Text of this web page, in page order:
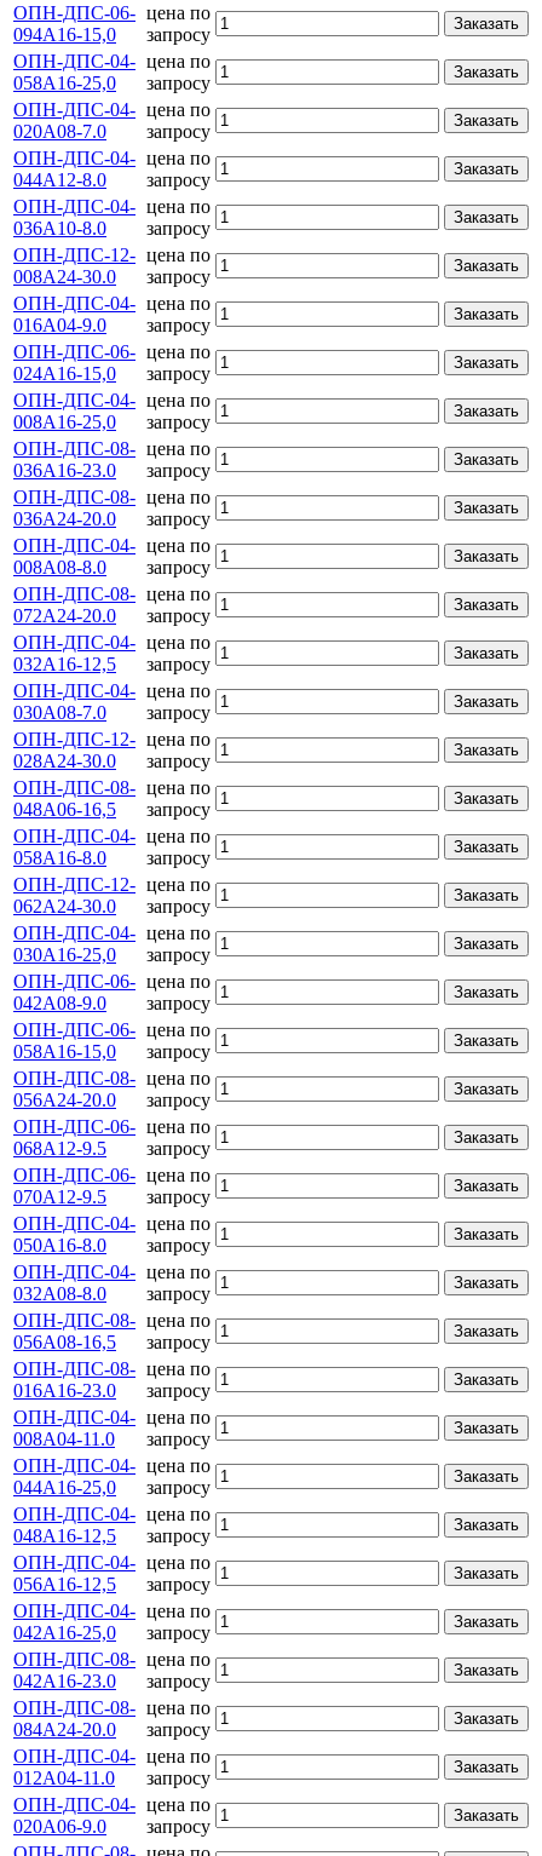
ОПН-ДПС-06-
094А16-15,0
цена по
запросу
Заказать
ОПН-ДПС-04-
058А16-25,0
цена по
запросу
Заказать
ОПН-ДПС-04-
020А08-7.0
цена по
запросу
Заказать
ОПН-ДПС-04-
044А12-8.0
цена по
запросу
Заказать
ОПН-ДПС-04-
036А10-8.0
цена по
запросу
Заказать
ОПН-ДПС-12-
008А24-30.0
цена по
запросу
Заказать
ОПН-ДПС-04-
016А04-9.0
цена по
запросу
Заказать
ОПН-ДПС-06-
024А16-15,0
цена по
запросу
Заказать
ОПН-ДПС-04-
008А16-25,0
цена по
запросу
Заказать
ОПН-ДПС-08-
036А16-23.0
цена по
запросу
Заказать
ОПН-ДПС-08-
036А24-20.0
цена по
запросу
Заказать
ОПН-ДПС-04-
008А08-8.0
цена по
запросу
Заказать
ОПН-ДПС-08-
072А24-20.0
цена по
запросу
Заказать
ОПН-ДПС-04-
032А16-12,5
цена по
запросу
Заказать
ОПН-ДПС-04-
030А08-7.0
цена по
запросу
Заказать
ОПН-ДПС-12-
028А24-30.0
цена по
запросу
Заказать
ОПН-ДПС-08-
048А06-16,5
цена по
запросу
Заказать
ОПН-ДПС-04-
058А16-8.0
цена по
запросу
Заказать
ОПН-ДПС-12-
062А24-30.0
цена по
запросу
Заказать
ОПН-ДПС-04-
030А16-25,0
цена по
запросу
Заказать
ОПН-ДПС-06-
042А08-9.0
цена по
запросу
Заказать
ОПН-ДПС-06-
058А16-15,0
цена по
запросу
Заказать
ОПН-ДПС-08-
056А24-20.0
цена по
запросу
Заказать
ОПН-ДПС-06-
068А12-9.5
цена по
запросу
Заказать
ОПН-ДПС-06-
070А12-9.5
цена по
запросу
Заказать
ОПН-ДПС-04-
050А16-8.0
цена по
запросу
Заказать
ОПН-ДПС-04-
032А08-8.0
цена по
запросу
Заказать
ОПН-ДПС-08-
056А08-16,5
цена по
запросу
Заказать
ОПН-ДПС-08-
016А16-23.0
цена по
запросу
Заказать
ОПН-ДПС-04-
008А04-11.0
цена по
запросу
Заказать
ОПН-ДПС-04-
044А16-25,0
цена по
запросу
Заказать
ОПН-ДПС-04-
048А16-12,5
цена по
запросу
Заказать
ОПН-ДПС-04-
056А16-12,5
цена по
запросу
Заказать
ОПН-ДПС-04-
042А16-25,0
цена по
запросу
Заказать
ОПН-ДПС-08-
042А16-23.0
цена по
запросу
Заказать
ОПН-ДПС-08-
084А24-20.0
цена по
запросу
Заказать
ОПН-ДПС-04-
012А04-11.0
цена по
запросу
Заказать
ОПН-ДПС-04-
020А06-9.0
цена по
запросу
Заказать